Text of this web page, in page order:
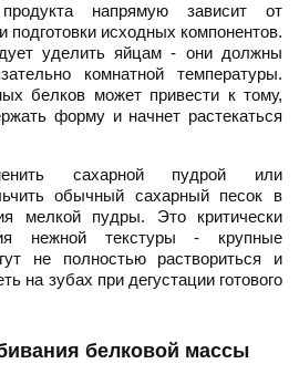
продукта напрямую зависит от
подготовки исходных компонентов.
уделить яйцам - они должны
комнатной температуры.
белков может привести к тому,
форму и начнет растекаться
сахарной пудрой или
обычный сахарный песок в
мелкой пудры. Это критически
нежной текстуры - крупные
не полностью раствориться и
на зубах при дегустации готового
белковой массы